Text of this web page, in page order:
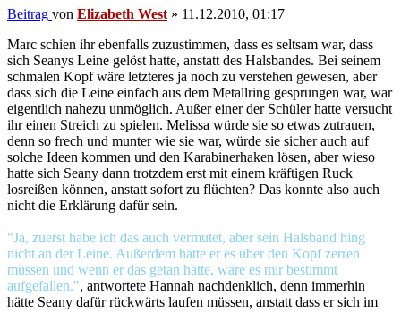
Beitrag von Elizabeth West » 11.12.2010, 01:17
Marc schien ihr ebenfalls zuzustimmen, dass es seltsam war, dass
sich Seanys Leine gelöst hatte, anstatt des Halsbandes. Bei seinem
schmalen Kopf wäre letzteres ja noch zu verstehen gewesen, aber
dass sich die Leine einfach aus dem Metallring gesprungen war, war
eigentlich nahezu unmöglich. Außer einer der Schüler hatte versucht
ihr einen Streich zu spielen. Melissa würde sie so etwas zutrauen,
denn so frech und munter wie sie war, würde sie sicher auch auf
solche Ideen kommen und den Karabinerhaken lösen, aber wieso
hatte sich Seany dann trotzdem erst mit einem kräftigen Ruck
losreißen können, anstatt sofort zu flüchten? Das konnte also auch
nicht die Erklärung dafür sein.
"Ja, zuerst habe ich das auch vermutet, aber sein Halsband hing
nicht an der Leine. Außerdem hätte er es über den Kopf zerren
müssen und wenn er das getan hätte, wäre es mir bestimmt
aufgefallen.", antwortete Hannah nachdenklich, denn immerhin
hätte Seany dafür rückwärts laufen müssen, anstatt dass er sich im